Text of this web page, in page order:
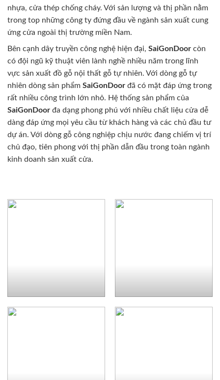
nhựa, cửa thép chống cháy. Với sản lượng và thị phần nằm
trong top những công ty đứng đầu về ngành sản xuất cung
ứng cửa ngoài thị trường miền Nam.
Bên cạnh dây truyền công nghệ hiện đại, SaiGonDoor còn
có đội ngũ kỹ thuật viên lành nghề nhiều năm trong lĩnh
vực sản xuất đồ gỗ nội thất gỗ tự nhiên. Với dòng gỗ tự
nhiên dòng sản phẩm SaiGonDoor đã có mặt đáp ứng trong
rất nhiều công trình lớn nhỏ. Hệ thống sản phẩm của
SaiGonDoor đa dạng phong phú với nhiều chất liệu cửa dễ
dàng đáp ứng mọi yêu cầu từ khách hàng và các chủ đầu tư
dự án. Với dòng gỗ công nghiệp chịu nước đang chiếm vị trí
chủ đạo, tiên phong với thị phần dẫn đầu trong toàn ngành
kinh doanh sản xuất cửa.